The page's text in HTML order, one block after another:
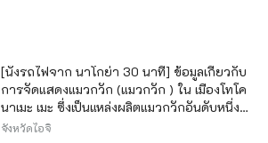
[นั่งรถไฟจาก นาโกย่า 30 นาที] ข้อมูลเกี่ยวกับ
การจัดแสดงแมวกวัก (แมวกวัก ) ใน เมืองโทโค
นาเมะ เมะ ซึ่งเป็นแหล่งผลิตแมวกวักอันดับหนึ่ง
ของญี่ปุ่น
จังหวัดไอจิ